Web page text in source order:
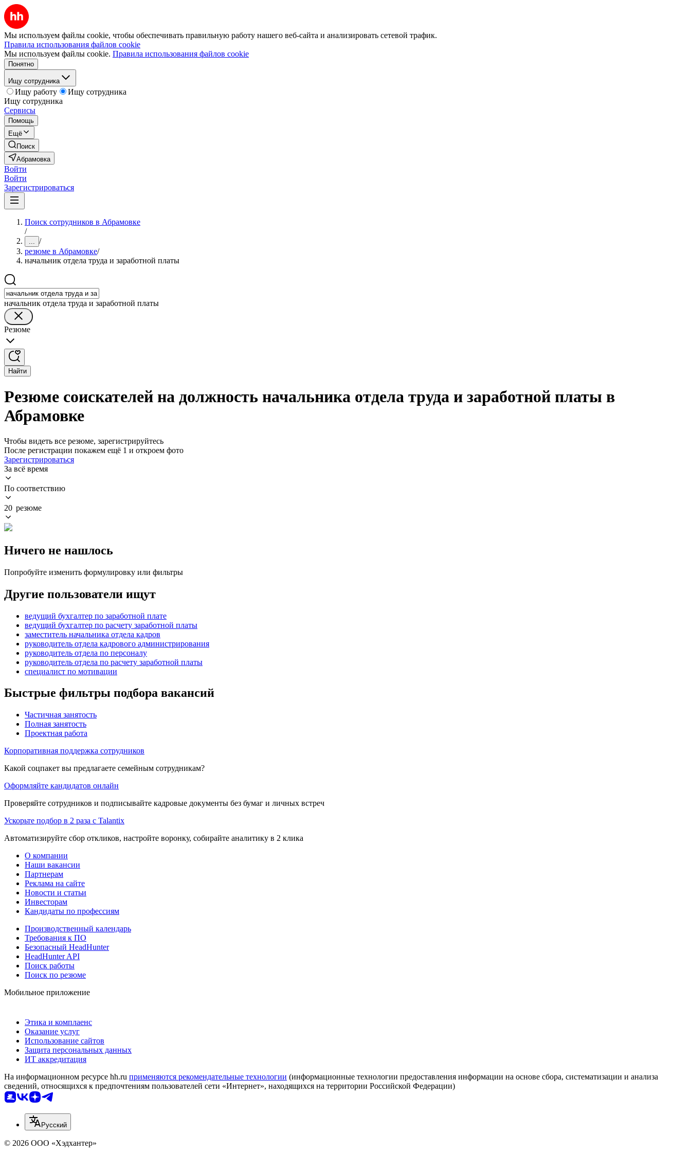
Мы используем файлы cookie, чтобы обеспечивать правильную работу нашего веб-сайта и анализировать сетевой трафик.
Правила использования файлов cookie
Мы используем файлы cookie. Правила использования файлов cookie
Понятно
Ищу сотрудника
Ищу работу
Ищу сотрудника
Ищу сотрудника
Сервисы
Помощь
Ещё
Поиск
Абрамовка
Войти
Войти
Зарегистрироваться
Поиск сотрудников в Абрамовке
/
... /
резюме в Абрамовке/
начальник отдела труда и заработной платы
начальник отдела труда и заработной платы
Резюме
Найти
Резюме соискателей на должность начальника отдела труда и заработной платы в
Абрамовке
Чтобы видеть все резюме, зарегистрируйтесь
После регистрации покажем ещё 1 и откроем фото
Зарегистрироваться
За всё время
По соответствию
20 резюме
Ничего не нашлось
Попробуйте изменить формулировку или фильтры
Другие пользователи ищут
ведущий бухгалтер по заработной плате
ведущий бухгалтер по расчету заработной платы
заместитель начальника отдела кадров
руководитель отдела кадрового администрирования
руководитель отдела по персоналу
руководитель отдела по расчету заработной платы
специалист по мотивации
Быстрые фильтры подбора вакансий
Частичная занятость
Полная занятость
Проектная работа
Корпоративная поддержка сотрудников
Какой соцпакет вы предлагаете семейным сотрудникам?
Оформляйте кандидатов онлайн
Проверяйте сотрудников и подписывайте кадровые документы без бумаг и личных встреч
Ускорьте подбор в 2 раза с Talantix
Автоматизируйте сбор откликов, настройте воронку, собирайте аналитику в 2 клика
О компании
Наши вакансии
Партнерам
Реклама на сайте
Новости и статьи
Инвесторам
Кандидаты по профессиям
Производственный календарь
Требования к ПО
Безопасный HeadHunter
HeadHunter API
Поиск работы
Поиск по резюме
Мобильное приложение
Этика и комплаенс
Оказание услуг
Использование сайтов
Защита персональных данных
ИТ аккредитация
На информационном ресурсе hh.ru применяются рекомендательные технологии (информационные технологии предоставления информации на основе сбора, систематизации и анализа
сведений, относящихся к предпочтениям пользователей сети «Интернет», находящихся на территории Российской Федерации)
Русский
© 2026 ООО «Хэдхантер»